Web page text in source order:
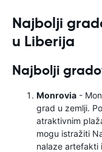
Najbolji
u Liberija
Najbolji
Monrovia -
grad u zemlji.
atraktivnim
mogu istražiti
nalaze artefakti